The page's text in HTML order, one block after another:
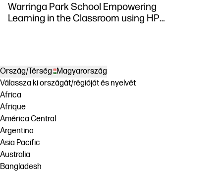
Warringa Park School Empowering
Learning in the Classroom using HP
Ország/Térség
Magyarország
Válassza ki országát/régióját és nyelvét
Africa
Afrique
América Central
Argentina
Asia Pacific
Australia
Bangladesh